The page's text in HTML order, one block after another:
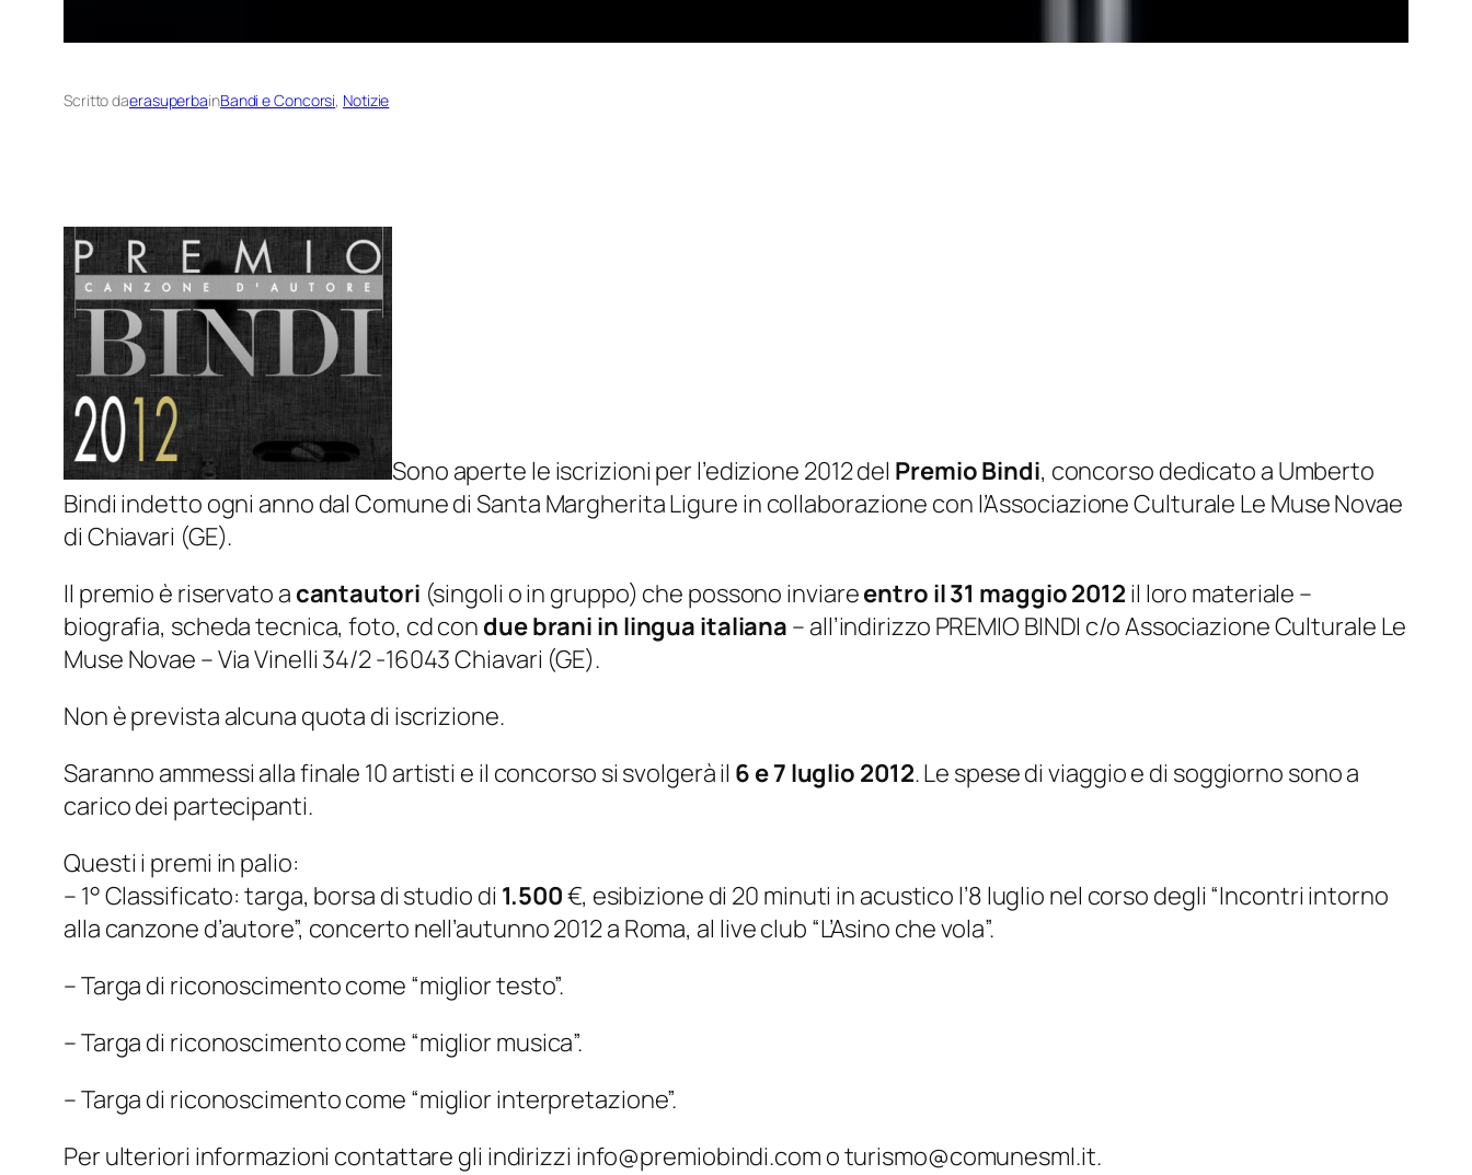
Scritto daerasuperbainBandi e Concorsi, Notizie
Sono aperte le iscrizioni per l’edizione 2012 del Premio Bindi, concorso dedicato a Umberto
Bindi indetto ogni anno dal Comune di Santa Margherita Ligure in collaborazione con l’Associazione Culturale Le Muse Novae
di Chiavari (GE).
Il premio è riservato a cantautori (singoli o in gruppo) che possono inviareentro il 31 maggio 2012 il loro materiale –
biografia, scheda tecnica, foto, cd con due brani in lingua italiana – all’indirizzo PREMIO BINDI c/o Associazione Culturale Le
Muse Novae – Via Vinelli 34/2 -16043 Chiavari (GE).
Non è prevista alcuna quota di iscrizione.
Saranno ammessi alla finale 10 artisti e il concorso si svolgerà il 6 e 7 luglio 2012. Le spese di viaggio e di soggiorno sono a
carico dei partecipanti.
Questi i premi in palio:
– 1° Classificato: targa, borsa di studio di 1.500€, esibizione di 20 minuti in acustico l’8 luglio nel corso degli “Incontri intorno
alla canzone d’autore”, concerto nell’autunno 2012 a Roma, al live club “L’Asino che vola”.
– Targa di riconoscimento come “miglior testo”.
– Targa di riconoscimento come “miglior musica”.
– Targa di riconoscimento come “miglior interpretazione”.
Per ulteriori informazioni contattare gli indirizzi info@premiobindi.com o turismo@comunesml.it.